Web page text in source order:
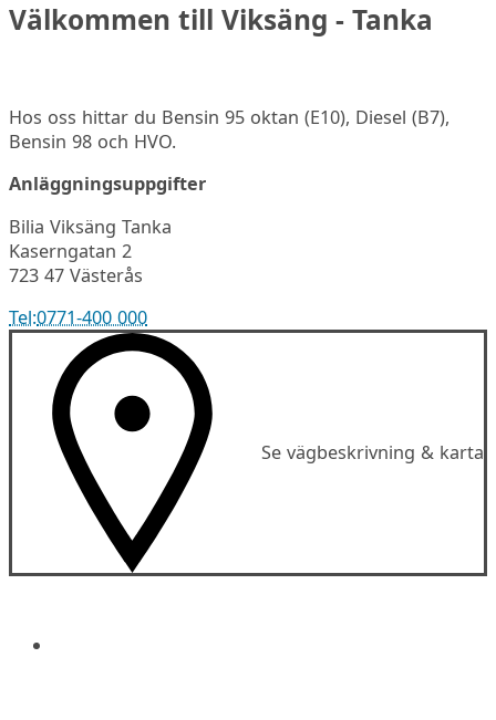
Välkommen till Viksäng - Tanka
Hos oss hittar du Bensin 95 oktan (E10), Diesel (B7),
Bensin 98 och HVO.
Anläggningsuppgifter
Bilia Viksäng Tanka
Kaserngatan 2
723 47 Västerås
Tel:0771-400 000
Se vägbeskrivning & karta